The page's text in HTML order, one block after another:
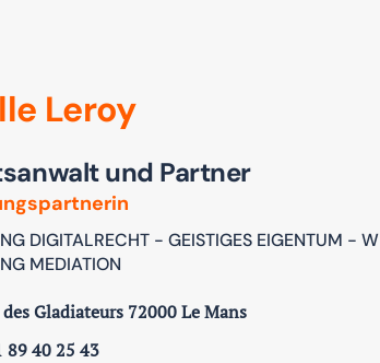
Leroy
und Partner
DIGITALRECHT - GEISTIGES EIGENTUM -
MEDIATION
Gladiateurs 72000 Le Mans
89 40 25 43